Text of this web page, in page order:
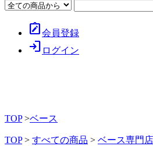
note_alt会員登録
login ログイン
TOP >ベース
TOP > すべての商品 > ベース専門